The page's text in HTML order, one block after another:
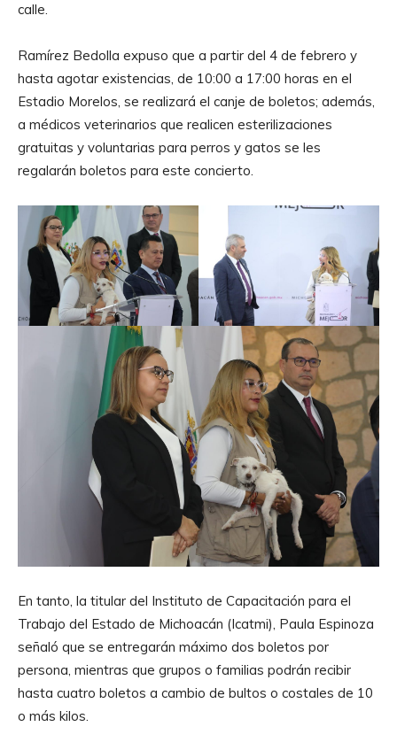
calle.
Ramírez Bedolla expuso que a partir del 4 de febrero y
hasta agotar existencias, de 10:00 a 17:00 horas en el
Estadio Morelos, se realizará el canje de boletos; además,
a médicos veterinarios que realicen esterilizaciones
gratuitas y voluntarias para perros y gatos se les
regalarán boletos para este concierto.
En tanto, la titular del Instituto de Capacitación para el
Trabajo del Estado de Michoacán (Icatmi), Paula Espinoza
señaló que se entregarán máximo dos boletos por
persona, mientras que grupos o familias podrán recibir
hasta cuatro boletos a cambio de bultos o costales de 10
o más kilos.